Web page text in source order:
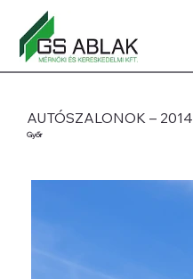
AUTÓSZALONOK – 2014
Győr